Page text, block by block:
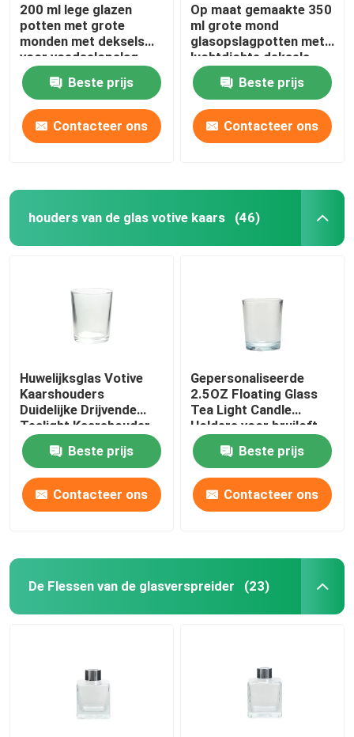
200 ml lege glazen
potten met grote
monden met deksels
voor voedselopslag
Beste prijs
Contacteer ons
Op maat gemaakte 350
ml grote mond
glasopslagpotten met
luchtdichte deksels
Beste prijs
Contacteer ons
houders van de glas votive kaars (46)
Huwelijksglas Votive
Kaarshouders
Duidelijke Drijvende
Tealight Kaarshouder
Beste prijs
Contacteer ons
Gepersonaliseerde
2.5OZ Floating Glass
Tea Light Candle
Holders voor bruiloft
Beste prijs
Contacteer ons
De Flessen van de glasverspreider (23)